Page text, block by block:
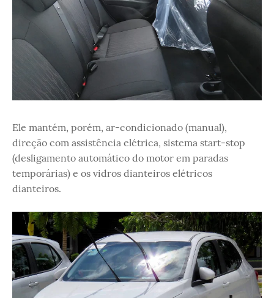
Ele mantém, porém, ar-condicionado (manual),
direção com assistência elétrica, sistema start-stop
(desligamento automático do motor em paradas
temporárias) e os vidros dianteiros elétricos
dianteiros.